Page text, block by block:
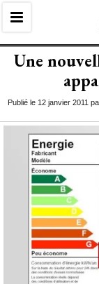
Une
Publié le 12 janvier 2011